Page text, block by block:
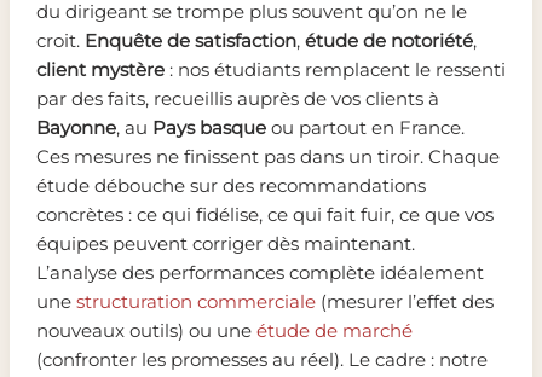
du dirigeant se trompe plus souvent qu’on ne le
croit. Enquête de satisfaction, étude de notoriété,
client mystère: nos étudiants remplacent le ressenti
par des faits, recueillis auprès de vos clients à
Bayonne, au Pays basqueou partout en France.
Ces mesures ne finissent pas dans un tiroir. Chaque
étude débouche sur des recommandations
concrètes : ce qui fidélise, ce qui fait fuir, ce que vos
équipes peuvent corriger dès maintenant.
L’analyse des performances complète idéalement
une structuration commerciale(mesurer l’effet des
nouveaux outils) ou une étude de marché
(confronter les promesses au réel). Le cadre : notre